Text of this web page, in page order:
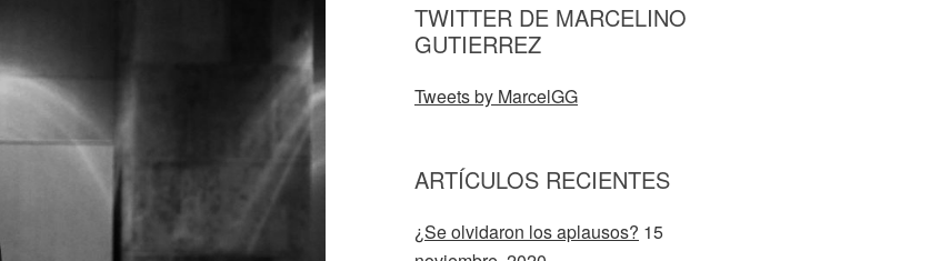
TWITTER DE MARCELINO
GUTIERREZ
Tweets by MarcelGG
ARTÍCULOS RECIENTES
¿Se olvidaron los aplausos? 15